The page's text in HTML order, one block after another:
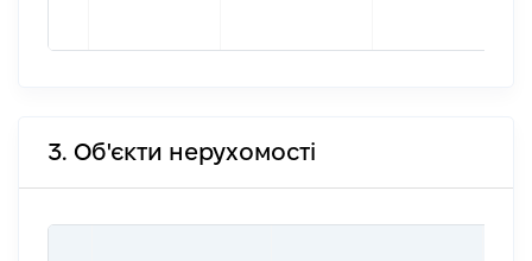
3. Об'єкти нерухомості